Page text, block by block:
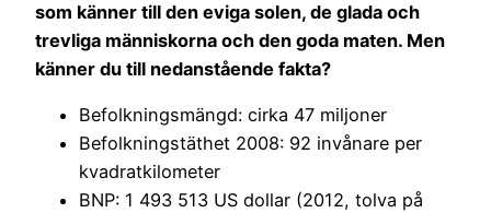
som känner till den eviga solen, de glada och
trevliga människorna och den goda maten. Men
känner du till nedanstående fakta?
Befolkningsmängd: cirka 47 miljoner
Befolkningstäthet 2008: 92 invånare per
kvadratkilometer
BNP: 1 493 513 US dollar (2012, tolva på